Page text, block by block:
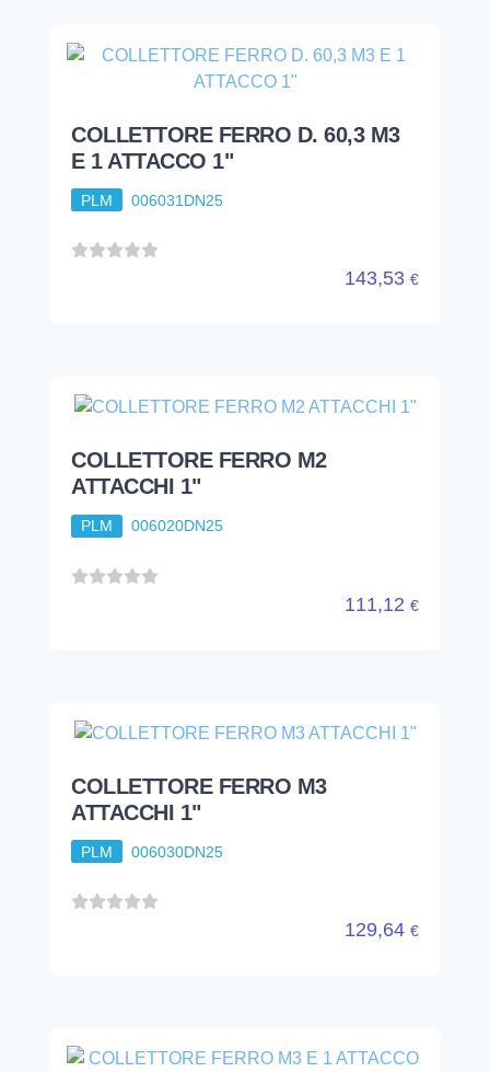
COLLETTORE FERRO D. 60,3 M3
E 1 ATTACCO 1"
PLM 006031DN25
143,53 €
COLLETTORE FERRO M2
ATTACCHI 1"
PLM 006020DN25
111,12 €
COLLETTORE FERRO M3
ATTACCHI 1"
PLM 006030DN25
129,64 €